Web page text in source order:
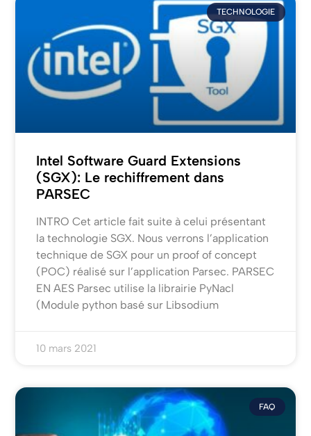
TECHNOLOGIE
Intel Software Guard Extensions
(SGX): Le rechiffrement dans
PARSEC
INTRO Cet article fait suite à celui présentant
la technologie SGX. Nous verrons l’application
technique de SGX pour un proof of concept
(POC) réalisé sur l’application Parsec. PARSEC
EN AES Parsec utilise la librairie PyNacl
(Module python basé sur Libsodium
10 mars 2021
FAQ